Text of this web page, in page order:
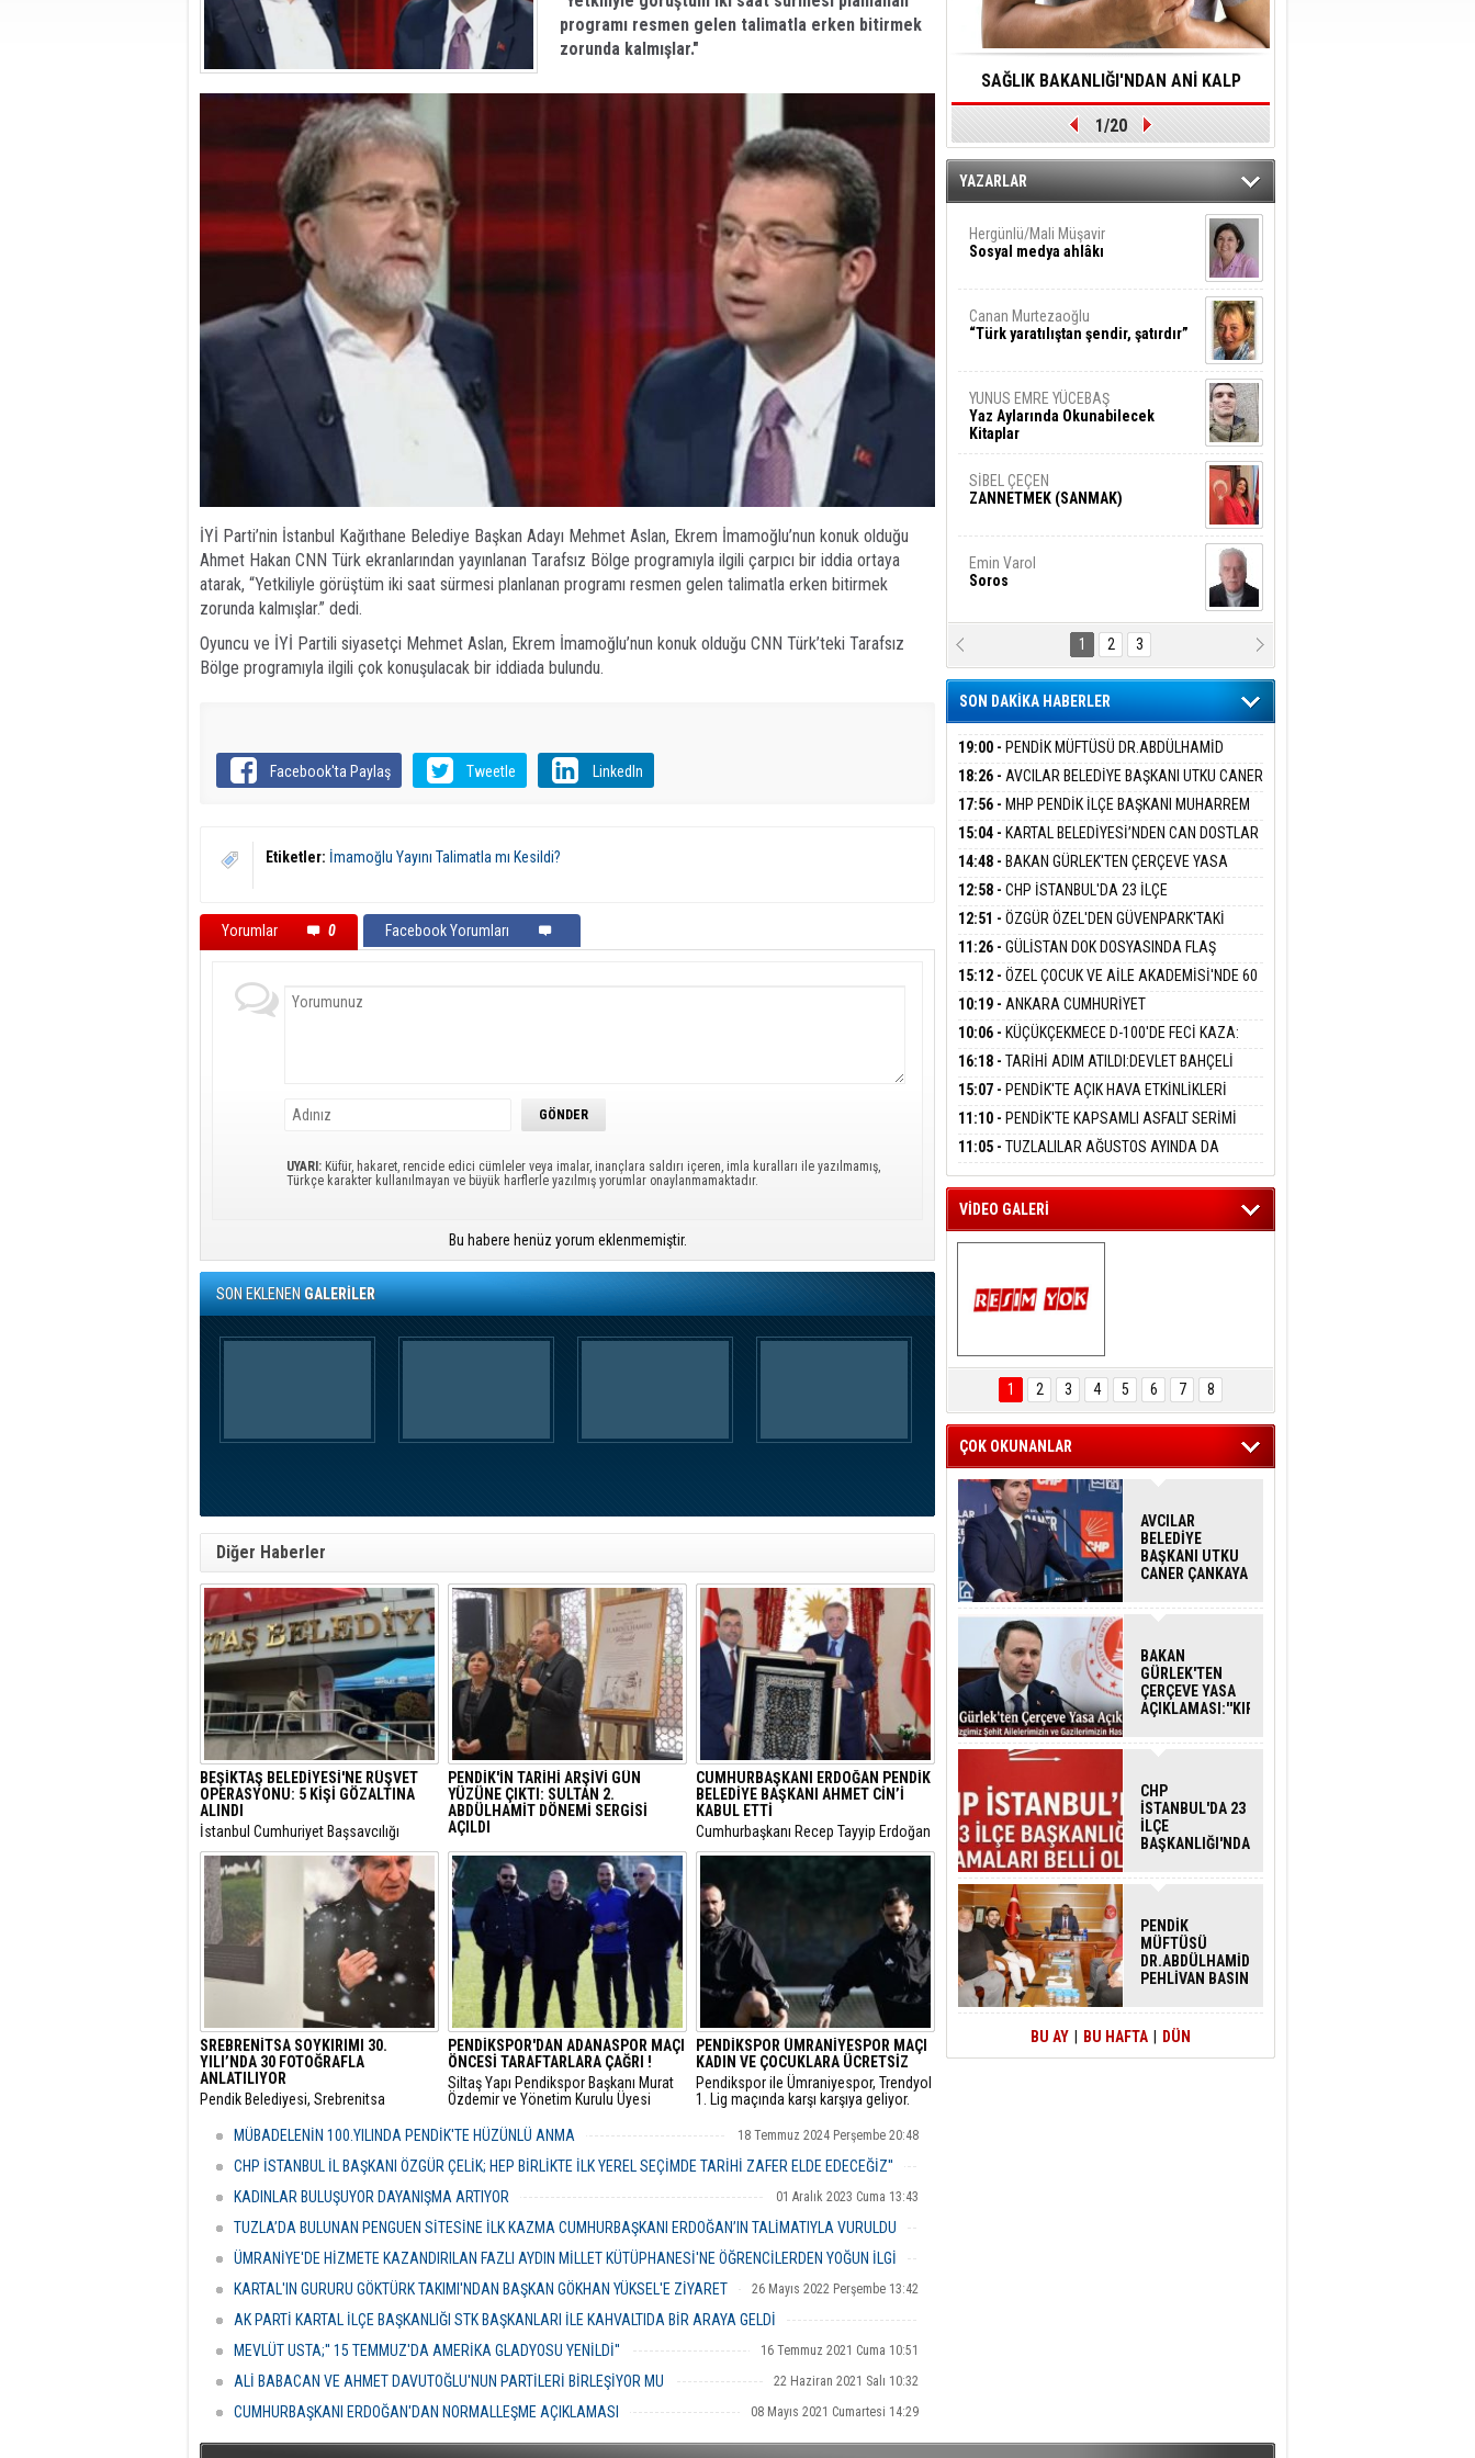
programı resmen gelen talimatla erken bitirmek
zorunda kalmışlar."
İYİ Parti’nin İstanbul Kağıthane Belediye Başkan Adayı Mehmet Aslan, Ekrem İmamoğlu’nun konuk olduğu
Ahmet Hakan CNN Türk ekranlarından yayınlanan Tarafsız Bölge programıyla ilgili çarpıcı bir iddia ortaya
atarak, “Yetkiliyle görüştüm iki saat sürmesi planlanan programı resmen gelen talimatla erken bitirmek
zorunda kalmışlar.” dedi.
Oyuncu ve İYİ Partili siyasetçi Mehmet Aslan, Ekrem İmamoğlu’nun konuk olduğu CNN Türk’teki Tarafsız
Bölge programıyla ilgili çok konuşulacak bir iddiada bulundu.
Facebook'ta Paylaş Tweetle LinkedIn
Etiketler: İmamoğlu Yayını Talimatla mı Kesildi?
Yorumlar 0 Facebook Yorumları
UYARI: Küfür, hakaret, rencide edici cümleler veya imalar, inançlara saldırı içeren, imla kuralları ile yazılmamış,
Türkçe karakter kullanılmayan ve büyük harflerle yazılmış yorumlar onaylanmamaktadır.
Bu habere henüz yorum eklenmemiştir.
SON EKLENENGALERİLER
Diğer Haberler
BEŞİKTAŞ BELEDİYESİ'NE RÜŞVET
OPERASYONU: 5 KİŞİ GÖZALTINA
ALINDI
​İstanbul Cumhuriyet Başsavcılığı
tarafından yürütülen yolsuzluk
soruşturması kapsamında, Beşiktaş
Belediyesi’ne operasyon düzenlendi.
PENDİK'İN TARİHİ ARŞİVİ GÜN
YÜZÜNE ÇIKTI: SULTAN 2.
ABDÜLHAMİT DÖNEMİ SERGİSİ
AÇILDI
​Pendik Belediyesi, vefatının 108. yıl
dönümünde Sultan 2. Abdülhamid
Han’ı anlamlı bir kültür sanat
etkinliğiyle anıyor.
CUMHURBAŞKANI ERDOĞAN PENDİK
BELEDİYE BAŞKANI AHMET CİN’İ
KABUL ETTİ
Cumhurbaşkanı Recep Tayyip Erdoğan
Cumhurbaşkanlığı Dolmabahçe
Ofisi’nde Pendik Belediye Başkanı
Ahmet Cin’i kabul etti.
SREBRENİTSA SOYKIRIMI 30.
YILI’NDA 30 FOTOĞRAFLA
ANLATILIYOR
Pendik Belediyesi, Srebrenitsa
sergi hazırladı. Mehmet Akif Ersoy
Bosnalı Müslümanların yaşadığı acılar
önüne seriliyor.
PENDİKSPOR'DAN ADANASPOR MAÇI
ÖNCESİ TARAFTARLARA ÇAĞRI !
Siltaş Yapı Pendikspor Başkanı Murat
Özdemir ve Yönetim Kurulu Üyesi
öncesi Pendikspor Tesislerinde
ederek takıma moral verdiler.
PENDİKSPOR ÜMRANİYESPOR MAÇI
KADIN VE ÇOCUKLARA ÜCRETSİZ
Pendikspor ile Ümraniyespor, Trendyol
1. Lig maçında karşı karşıya geliyor.
MÜBADELENİN 100.YILINDA PENDİK'TE HÜZÜNLÜ ANMA 18 Temmuz 2024 Perşembe 20:48
CHP İSTANBUL İL BAŞKANI ÖZGÜR ÇELİK; HEP BİRLİKTE İLK YEREL SEÇİMDE TARİHİ ZAFER ELDE EDECEĞİZ''
22 Aralık 2023 Cuma 18:54
KADINLAR BULUŞUYOR DAYANIŞMA ARTIYOR 01 Aralık 2023 Cuma 13:43
TUZLA’DA BULUNAN PENGUEN SİTESİNE İLK KAZMA CUMHURBAŞKANI ERDOĞAN’IN TALİMATIYLA VURULDU
22 Nisan 2023 Cumartesi 13:43
ÜMRANİYE'DE HİZMETE KAZANDIRILAN FAZLI AYDIN MİLLET KÜTÜPHANESİ'NE ÖĞRENCİLERDEN YOĞUN İLGİ
06 Ocak 2023 Cuma 10:21
KARTAL'IN GURURU GÖKTÜRK TAKIMI'NDAN BAŞKAN GÖKHAN YÜKSEL'E ZİYARET 26 Mayıs 2022 Perşembe 13:42
AK PARTİ KARTAL İLÇE BAŞKANLIĞI STK BAŞKANLARI İLE KAHVALTIDA BİR ARAYA GELDİ
15 Kasım 2021 Pazartesi 09:36
MEVLÜT USTA;'' 15 TEMMUZ'DA AMERİKA GLADYOSU YENİLDİ'' 16 Temmuz 2021 Cuma 10:51
ALİ BABACAN VE AHMET DAVUTOĞLU'NUN PARTİLERİ BİRLEŞİYOR MU 22 Haziran 2021 Salı 10:32
CUMHURBAŞKANI ERDOĞAN'DAN NORMALLEŞME AÇIKLAMASI 08 Mayıs 2021 Cumartesi 14:29
SAĞLIK BAKANLIĞI'NDAN ANİ KALP
DURMALARINA HIZLI MÜDAHALE
EDİLMESİNE YÖNELİK ÖNLENMESİ İÇİN
ÖNEMLİ ADIM
1/20
YAZARLAR
Hergünlü/Mali Müşavir
Sosyal medya ahlâkı
Canan Murtezaoğlu
“Türk yaratılıştan şendir, şatırdır”
YUNUS EMRE YÜCEBAŞ
Yaz Aylarında Okunabilecek
Kitaplar
SİBEL ÇEÇEN
ZANNETMEK (SANMAK)
Emin Varol
Soros
Karanlık DNA Kuşaklararası
Şiddetin Biyolojik Faturası
Şiyar Adıyaman
Ben Bu Sahaya Sığmazam
Hasan Ali Çölük
Bir Satırın İçindeki İnsan
Ezgi Kılıç
SİVAS: ATEŞE ATILAN VİCDAN
BARIŞ BAŞARSLAN
ADANMAK
Meltem Kaynas
AFFETMEYECEĞİM!
1 2 3
SON DAKİKA HABERLER
19:00 - PENDİK MÜFTÜSÜ DR.ABDÜLHAMİD
PEHLİVAN BASIN MENSUPLARINI AĞIRLADI
18:26 - AVCILAR BELEDİYE BAŞKANI UTKU CANER
ÇANKAYA HAKKINDA TAHLİYE KARARI
17:56 - MHP PENDİK İLÇE BAŞKANI MUHARREM
KIR KARTAL ORDULULAR DERNEĞİ HEYETİNİ
AĞIRLADI
15:04 - KARTAL BELEDİYESİ’NDEN CAN DOSTLAR
İÇİN DEV YATIRIM!
14:48 - BAKAN GÜRLEK'TEN ÇERÇEVE YASA
AÇIKLAMASI:''KIRMIZI ÇİZGİMİZ ŞEHİT AİLELERİ
VE GAZİLERİMİZİN HASSASİYETİDİR''
12:58 - CHP İSTANBUL'DA 23 İLÇE
BAŞKANLIĞI'NDA ATAMALAR GERÇEKLEŞTİ
12:51 - ÖZGÜR ÖZEL'DEN GÜVENPARK'TAKİ
GAZİLERE DESTEK:''SONUÇ ALANA KADAR
ARKANIZDAYIZ''
11:26 - GÜLİSTAN DOK DOSYASINDA FLAŞ
GELİŞME: 2 DALGIÇ DELİL KARARTMA
SUÇLAMASIYLA TUTUTKLANDI
15:12 - ÖZEL ÇOCUK VE AİLE AKADEMİSİ'NDE 60
ÇOCUĞA HİZMET VERİLDİ
10:19 - ANKARA CUMHURİYET
BAŞSAVCILIĞINDAN ÖZGÜR ÖZEL VE VELİ
AĞBABA HAKKINDA FEZLEKE
10:06 - KÜÇÜKÇEKMECE D-100'DE FECİ KAZA:
OTOMOBİL İETT OTOBÜSÜNE ÇARPTI 3 KİŞİ
HAYATINI KAYBETTİ
16:18 - TARİHİ ADIM ATILDI:DEVLET BAHÇELİ
'TERÖRSÜZ TÜRKİYE' ÇERÇEVE YASA TEKLİFİNİ
İMZALADI
15:07 - PENDİK'TE AÇIK HAVA ETKİNLİKLERİ
ÇOCUK SİNEMASIYLA BAŞLADI
11:10 - PENDİK'TE KAPSAMLI ASFALT SERİMİ
BAŞLADI
11:05 - TUZLALILAR AĞUSTOS AYINDA DA
SİNEMAYA DOYACAK
VİDEO GALERİ
KARTAL ENGELSİZ
YAŞAM FESTİVALİ
KONSERİ
İZLEYİCİLERİ MEST
1 2 3 4 5 6 7 8
ÇOK OKUNANLAR
AVCILAR
BELEDİYE
BAŞKANI UTKU
CANER ÇANKAYA
TAHLİYE KARARI
BAKAN
GÜRLEK'TEN
ÇERÇEVE YASA
AÇIKLAMASI:''KIRMIZI
AİLELERİ VE
CHP
İSTANBUL'DA 23
İLÇE
BAŞKANLIĞI'NDA
GERÇEKLEŞTİ
PENDİK
MÜFTÜSÜ
DR.ABDÜLHAMİD
PEHLİVAN BASIN
AĞIRLADI
BU AY
BU HAFTA DÜN